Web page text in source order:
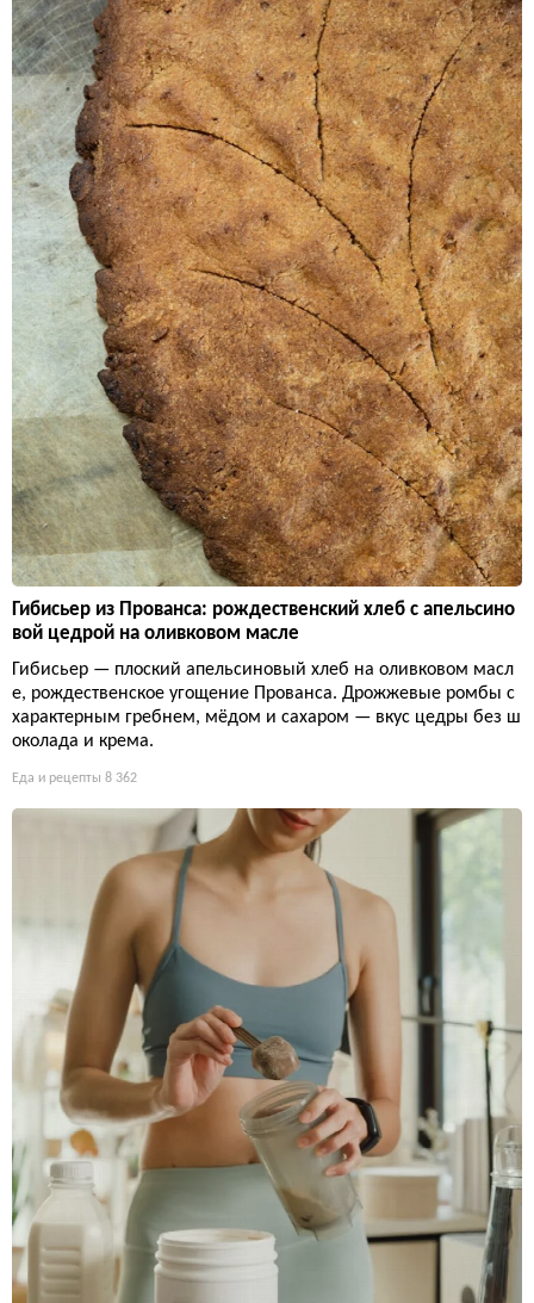
Гибисьер из Прованса: рождественский хлеб с апельсино
вой цедрой на оливковом масле
Гибисьер — плоский апельсиновый хлеб на оливковом масл
е, рождественское угощение Прованса. Дрожжевые ромбы с
характерным гребнем, мёдом и сахаром — вкус цедры без ш
околада и крема.
Еда и рецепты 8 362